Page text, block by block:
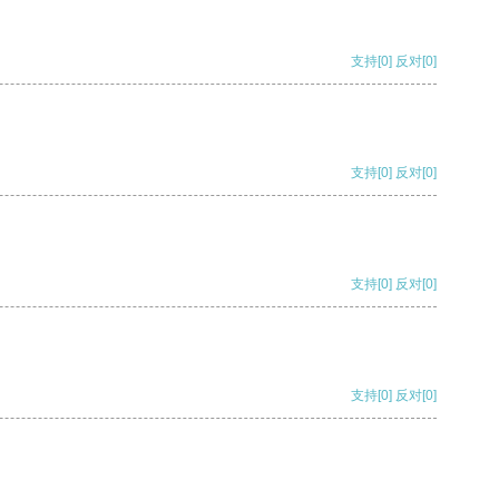
支持[0] 反对[0]
支持[0] 反对[0]
支持[0] 反对[0]
支持[0] 反对[0]